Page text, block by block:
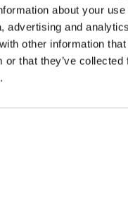
about your
advertising and
other information that
or that they’ve